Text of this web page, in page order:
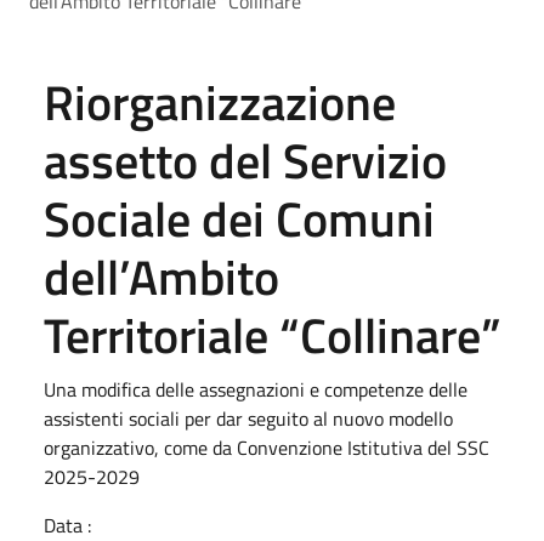
Riorganizzazione
assetto del Servizio
Sociale dei Comuni
dell’Ambito
Territoriale “Collinare”
Una modifica delle assegnazioni e competenze delle
assistenti sociali per dar seguito al nuovo modello
organizzativo, come da Convenzione Istitutiva del SSC
2025-2029
Data :